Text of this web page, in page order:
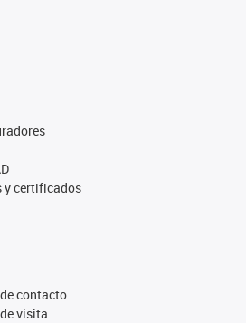
y certificados
contacto
visita